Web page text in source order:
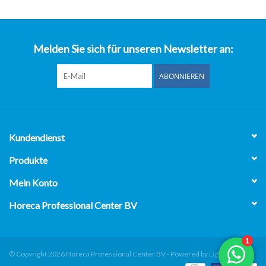
Melden Sie sich für unseren Newsletter an:
ABONNIEREN
Kundendienst
Produkte
Mein Konto
Horeca Professional Center BV
© Copyright 2026 Horeca Professional Center BV - Powered by Lightspeed